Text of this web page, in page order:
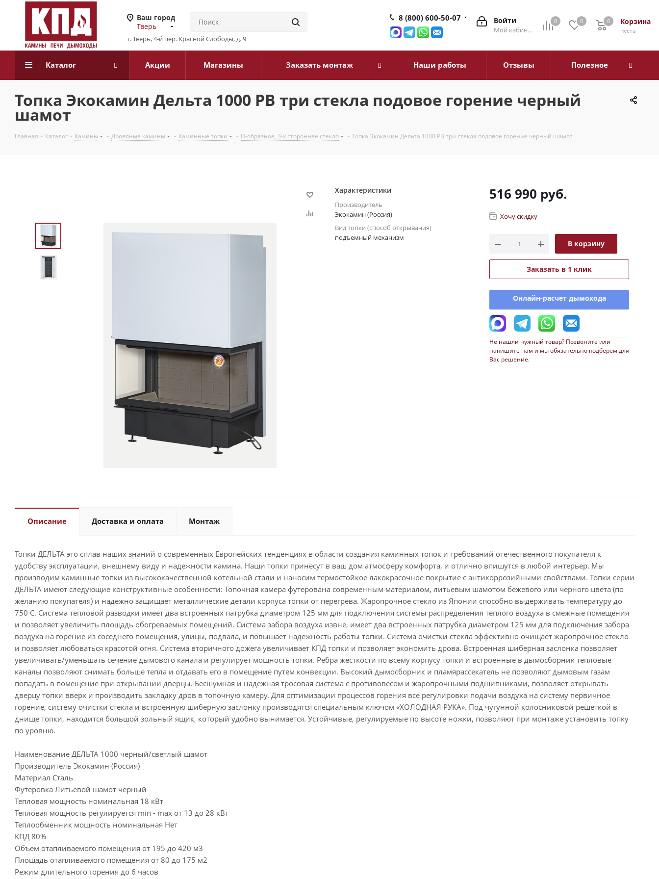
Ваш город
Тверь
г. Тверь, 4-й пер. Красной Слободы, д. 9
0 0 Корзина
0
пуста
0
Войти
Мой кабинет
8 (800) 600-50-07
Каталог Акции Магазины Заказать монтаж Наши работы Отзывы Полезное
Топка Экокамин Дельта 1000 PB три стекла подовое горение черный
шамот
Главная - Каталог - Камины - Дровяные камины - Каминные топки - П-образное, 3-х стороннее стекло - Топка Экокамин Дельта 1000 PB три стекла подовое горение черный шамот
Характеристики
Производитель
Экокамин (Россия)
Вид топки (способ открывания)
подъемный механизм
516 990 руб.
Хочу скидку
В корзину
Заказать в 1 клик
Онлайн-расчет дымохода
Не нашли нужный товар? Позвоните или
напишите нам и мы обязательно подберем для
Вас решение.
Описание Доставка и оплата Монтаж
Топки ДЕЛЬТА это сплав наших знаний о современных Европейских тенденциях в области создания каминных топок и требований отечественного покупателя к
удобству эксплуатации, внешнему виду и надежности камина. Наши топки принесут в ваш дом атмосферу комфорта, и отлично впишутся в любой интерьер. Мы
производим каминные топки из высококачественной котельной стали и наносим термостойкое лакокрасочное покрытие с антикоррозийными свойствами. Топки серии
ДЕЛЬТА имеют следующие конструктивные особенности: Топочная камера футерована современным материалом, литьевым шамотом бежевого или черного цвета (по
желанию покупателя) и надежно защищает металлические детали корпуса топки от перегрева. Жаропрочное стекло из Японии способно выдерживать температуру до
750 С. Система тепловой разводки имеет два встроенных патрубка диаметром 125 мм для подключения системы распределения теплого воздуха в смежные помещения
и позволяет увеличить площадь обогреваемых помещений. Система забора воздуха извне, имеет два встроенных патрубка диаметром 125 мм для подключения забора
воздуха на горение из соседнего помещения, улицы, подвала, и повышает надежность работы топки. Система очистки стекла эффективно очищает жаропрочное стекло
и позволяет любоваться красотой огня. Система вторичного дожега увеличивает КПД топки и позволяет экономить дрова. Встроенная шиберная заслонка позволяет
увеличивать/уменьшать сечение дымового канала и регулирует мощность топки. Ребра жесткости по всему корпусу топки и встроенные в дымосборник тепловые
каналы позволяют снимать больше тепла и отдавать его в помещение путем конвекции. Высокий дымосборник и пламярассекатель не позволяют дымовым газам
попадать в помещение при открывании дверцы. Бесшумная и надежная тросовая система с противовесом и жаропрочными подшипниками, позволяет открывать
дверцу топки вверх и производить закладку дров в топочную камеру. Для оптимизации процессов горения все регулировки подачи воздуха на систему первичное
горение, систему очистки стекла и встроенную шиберную заслонку производятся специальным ключом «ХОЛОДНАЯ РУКА». Под чугунной колосниковой решеткой в
днище топки, находится большой зольный ящик, который удобно вынимается. Устойчивые, регулируемые по высоте ножки, позволяют при монтаже установить топку
по уровню.
Наименование ДЕЛЬТА 1000 черный/светлый шамот
Производитель Экокамин (Россия)
Материал Сталь
Футеровка Литьевой шамот черный
Тепловая мощность номинальная 18 кВт
Тепловая мощность регулируется min - max от 13 до 28 кВт
Теплообменник мощность номинальная Нет
КПД 80%
Объем отапливаемого помещения от 195 до 420 м3
Площадь отапливаемого помещения от 80 до 175 м2
Режим длительного горения до 6 часов